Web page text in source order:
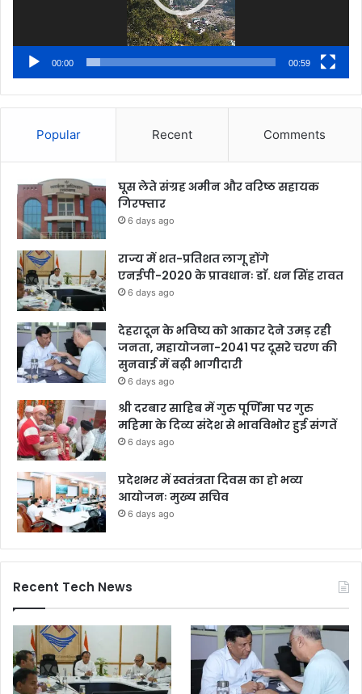
00:00 00:59
Popular Recent Comments
घूस लेते संग्रह अमीन और वरिष्ठ सहायक
गिरफ्तार
6 days ago
राज्य में शत-प्रतिशत लागू होंगे
एनईपी-2020 के प्रावधानः डाॅ. धन सिंह रावत
6 days ago
देहरादून के भविष्य को आकार देने उमड़ रही
जनता, महायोजना-2041 पर दूसरे चरण की
सुनवाई में बढ़ी भागीदारी
6 days ago
श्री दरबार साहिब में गुरु पूर्णिमा पर गुरु
महिमा के दिव्य संदेश से भावविभोर हुई संगतें
6 days ago
प्रदेशभर में स्वतंत्रता दिवस का हो भव्य
आयोजनः मुख्य सचिव
6 days ago
Recent Tech News